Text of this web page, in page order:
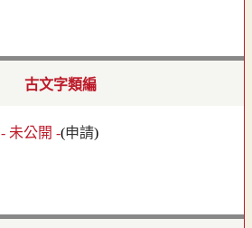
古文字類編
- 未公開 -(申請)